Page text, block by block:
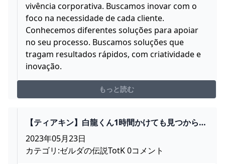
vivência corporativa. Buscamos inovar com o
foco na necessidade de cada cliente.
Conhecemos diferentes soluções para apoiar
no seu processo. Buscamos soluções que
tragam resultados rápidos, com criatividade e
inovação.
もっと読む
【ティアキン】白龍くん1時間かけても見つからな
くてキレそう : ゼルダの伝説 ティアーズ オブ ザ
キングダム攻略まとめ速報
2023年05月23日
カテゴリ:ゼルダの伝説TotK 0コメント